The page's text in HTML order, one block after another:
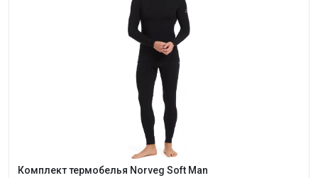
Комплект термобелья Norveg Soft Man